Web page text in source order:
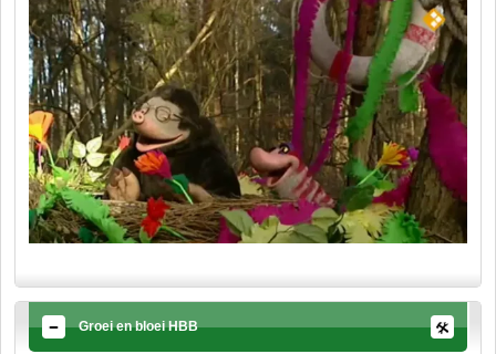
Groei en bloei HBB